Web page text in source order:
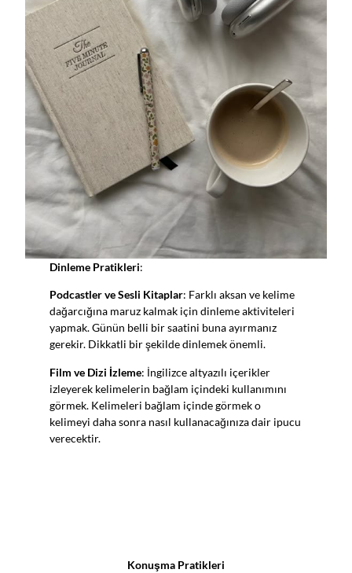
Dinleme Pratikleri:
Podcastler ve Sesli Kitaplar: Farklı aksan ve kelime
dağarcığına maruz kalmak için dinleme aktiviteleri
yapmak. Günün belli bir saatini buna ayırmanız
gerekir. Dikkatli bir şekilde dinlemek önemli.
Film ve Dizi İzleme: İngilizce altyazılı içerikler
izleyerek kelimelerin bağlam içindeki kullanımını
görmek. Kelimeleri bağlam içinde görmek o
kelimeyi daha sonra nasıl kullanacağınıza dair ipucu
verecektir.
Konuşma Pratikleri